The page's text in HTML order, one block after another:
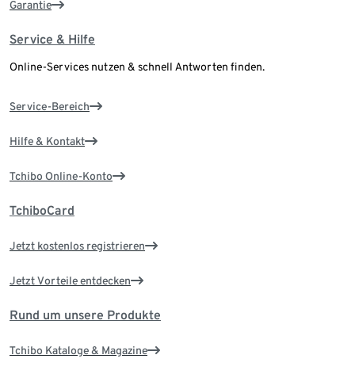
Garantie
Service & Hilfe
Online-Services nutzen & schnell Antworten finden.
Service-Bereich
Hilfe & Kontakt
Tchibo Online-Konto
TchiboCard
Jetzt kostenlos registrieren
Jetzt Vorteile entdecken
Rund um unsere Produkte
Tchibo Kataloge & Magazine